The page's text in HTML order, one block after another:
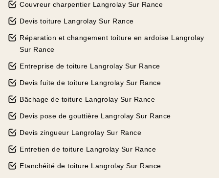
Couvreur charpentier Langrolay Sur Rance
Devis toiture Langrolay Sur Rance
Réparation et changement toiture en ardoise Langrolay
Sur Rance
Entreprise de toiture Langrolay Sur Rance
Devis fuite de toiture Langrolay Sur Rance
Bâchage de toiture Langrolay Sur Rance
Devis pose de gouttière Langrolay Sur Rance
Devis zingueur Langrolay Sur Rance
Entretien de toiture Langrolay Sur Rance
Etanchéité de toiture Langrolay Sur Rance